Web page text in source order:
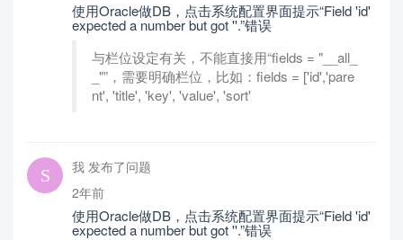
使用Oracle做DB，点击系统配置界面提示“Field 'id'
expected a number but got ''.”错误
与栏位设定有关，不能直接用“fields = "__all_
_"”，需要明确栏位，比如：fields = ['id','pare
nt', 'title', 'key', 'value', 'sort'
我 发布了问题
2年前
使用Oracle做DB，点击系统配置界面提示“Field 'id'
expected a number but got ''.”错误